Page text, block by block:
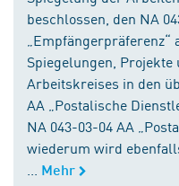
beschlossen, den NA
Spiegelungen,
Arbeitskreises in den
AA „Postalische
NA 043-03-04 AA
wiederum wird
Mehr